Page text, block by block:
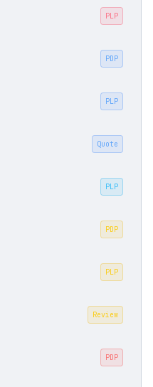
PLP
PDP
PLP
Quote
PLP
PDP
PLP
Review
PDP